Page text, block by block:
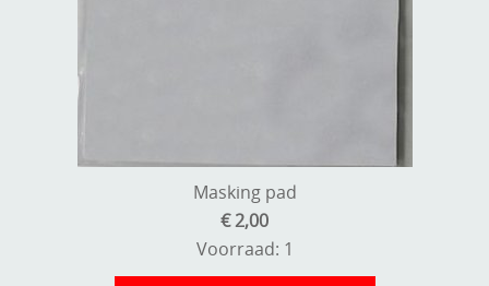
Masking pad
€ 2,00
Voorraad: 1